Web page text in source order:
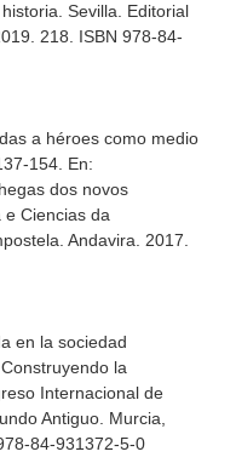
. Sevilla. Editorial
218. ISBN 978-84-
a héroes como medio
154. En:
dos novos
Ciencias da
Andavira. 2017.
en la sociedad
la
Internacional de
Antiguo. Murcia,
84-931372-5-0